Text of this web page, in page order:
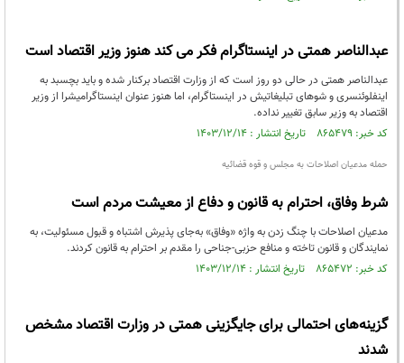
عبدالناصر همتی در اینستاگرام فکر می کند هنوز وزیر اقتصاد است
عبدالناصر همتی در حالی دو روز است که از وزارت اقتصاد برکنار شده و باید بچسبد به
اینفلوئنسری و شوهای تبلیغاتیش در اینستاگرام، اما هنوز عنوان اینستاگرامیشرا از وزیر
اقتصاد به وزیر سابق تغییر نداده.
کد خبر: ۸۶۵۴۷۹ تاریخ انتشار : ۱۴۰۳/۱۲/۱۴
حمله مدعیان اصلاحات به مجلس و قوه قضائیه
شرط وفاق، احترام به قانون و دفاع از معیشت مردم است
مدعیان اصلاحات با چنگ زدن به واژه «وفاق» به‌جای پذیرش اشتباه و قبول مسئولیت، به
نمایندگان و قانون تاخته و منافع حزبی-جناحی را مقدم بر احترام به قانون کردند.
کد خبر: ۸۶۵۴۷۲ تاریخ انتشار : ۱۴۰۳/۱۲/۱۴
گزینه‌های احتمالی برای جایگزینی همتی در وزارت اقتصاد مشخص
شدند